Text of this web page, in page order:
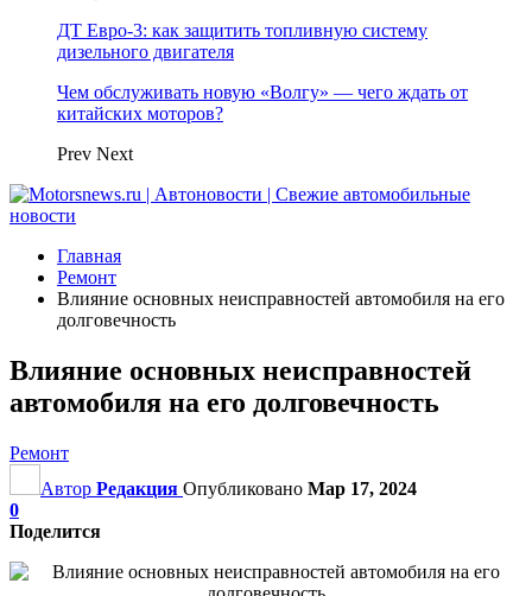
ДТ Евро-3: как защитить топливную систему
дизельного двигателя
Чем обслуживать новую «Волгу» — чего ждать от
китайских моторов?
Prev Next
Главная
Ремонт
Влияние основных неисправностей автомобиля на его
долговечность
Влияние основных неисправностей
автомобиля на его долговечность
Ремонт
Автор Редакция Опубликовано Мар 17, 2024
0
Поделится